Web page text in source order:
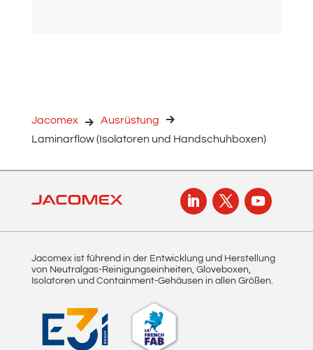
Jacomex
Ausrüstung
Laminarflow (Isolatoren und Handschuhboxen)
Jacomex ist führend in der Entwicklung und Herstellung
von Neutralgas-Reinigungseinheiten, Gloveboxen,
Isolatoren und Containment-Gehäusen in allen Größen.